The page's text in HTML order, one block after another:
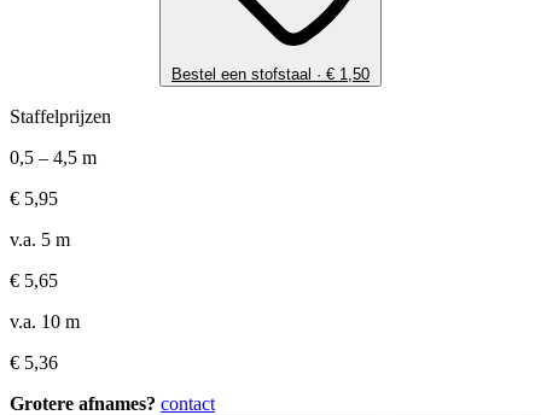
Bestel een stofstaal · € 1,50
Staffelprijzen
0,5 – 4,5 m
€ 5,95
v.a. 5 m
€ 5,65
v.a. 10 m
€ 5,36
Grotere afnames? contact